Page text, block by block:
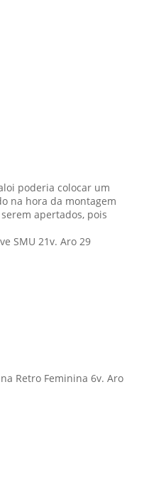
poderia colocar um
na hora da montagem
apertados, pois
SMU 21v. Aro 29
Retro Feminina 6v. Aro